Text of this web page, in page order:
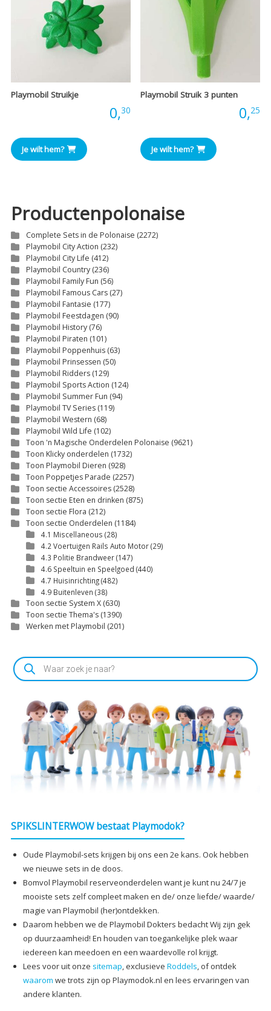
Playmobil Struikje
0,30
Je wilt hem?
Playmobil Struik 3 punten
0,25
Je wilt hem?
Productenpolonaise
Complete Sets in de Polonaise (2272)
Playmobil City Action (232)
Playmobil City Life (412)
Playmobil Country (236)
Playmobil Family Fun (56)
Playmobil Famous Cars (27)
Playmobil Fantasie (177)
Playmobil Feestdagen (90)
Playmobil History (76)
Playmobil Piraten (101)
Playmobil Poppenhuis (63)
Playmobil Prinsessen (50)
Playmobil Ridders (129)
Playmobil Sports Action (124)
Playmobil Summer Fun (94)
Playmobil TV Series (119)
Playmobil Western (68)
Playmobil Wild Life (102)
Toon 'n Magische Onderdelen Polonaise (9621)
Toon Klicky onderdelen (1732)
Toon Playmobil Dieren (928)
Toon Poppetjes Parade (2257)
Toon sectie Accessoires (2528)
Toon sectie Eten en drinken (875)
Toon sectie Flora (212)
Toon sectie Onderdelen (1184)
4.1 Miscellaneous (28)
4.2 Voertuigen Rails Auto Motor(29)
4.3 Politie Brandweer(147)
4.6 Speeltuin en Speelgoed (440)
4.7 Huisinrichting(482)
4.9 Buitenleven (38)
Toon sectie System X (630)
Toon sectie Thema's (1390)
Werken met Playmobil (201)
Producten
zoeken
SPIKSLINTERWOW bestaat Playmodok?
Oude Playmobil-sets krijgen bij ons een 2e kans. Ook hebben
we nieuwe sets in de doos.
Bomvol Playmobil reserveonderdelen want je kunt nu 24/7 je
mooiste sets zelf compleet maken en de/ onze liefde/ waarde/
magie van Playmobil (her)ontdekken.
Daarom hebben we de Playmobil Dokters bedacht Wij zijn gek
op duurzaamheid! En houden van toegankelijke plek waar
iedereen kan meedoen en een waardevolle rol krijgt.
Lees voor uit onze sitemap, exclusieve Roddels, of ontdek
waarom we trots zijn op Playmodok.nl en lees ervaringen van
andere klanten.